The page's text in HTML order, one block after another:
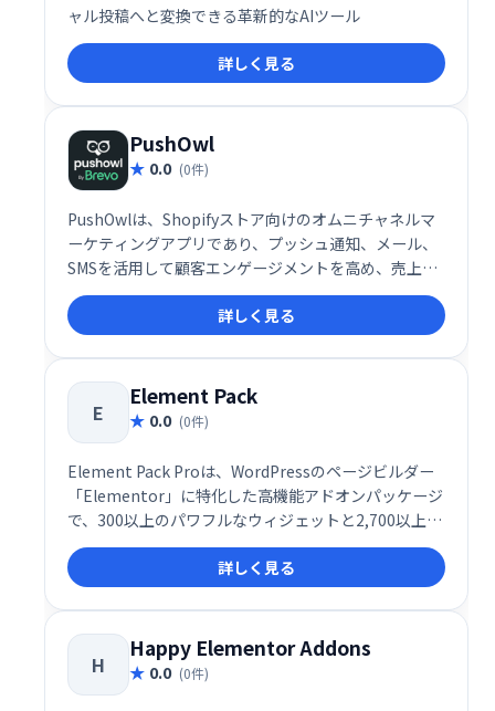
ャル投稿へと変換できる革新的なAIツール
詳しく見る
PushOwl
0.0 (0件)
PushOwlは、Shopifyストア向けのオムニチャネルマ
ーケティングアプリであり、プッシュ通知、メール、
SMSを活用して顧客エンゲージメントを高め、売上増
加に貢献します。
詳しく見る
E
Element Pack
0.0 (0件)
Element Pack Proは、WordPressのページビルダー
「Elementor」に特化した高機能アドオンパッケージ
で、300以上のパワフルなウィジェットと2,700以上の
テンプレート・プリメイドセクションを備えた、まさ
にプロフェッショナル仕様のデザイン支援ツールで
す。UI/UXに優れた設計思想と、実用性に富んだ豊富
なウィジェット群により、初心者から上級者まで、あ
らゆるユーザーのWeb制作を圧倒的に効率化してくれ
ます。
詳しく見る
H
Happy Elementor Addons
0.0 (0件)